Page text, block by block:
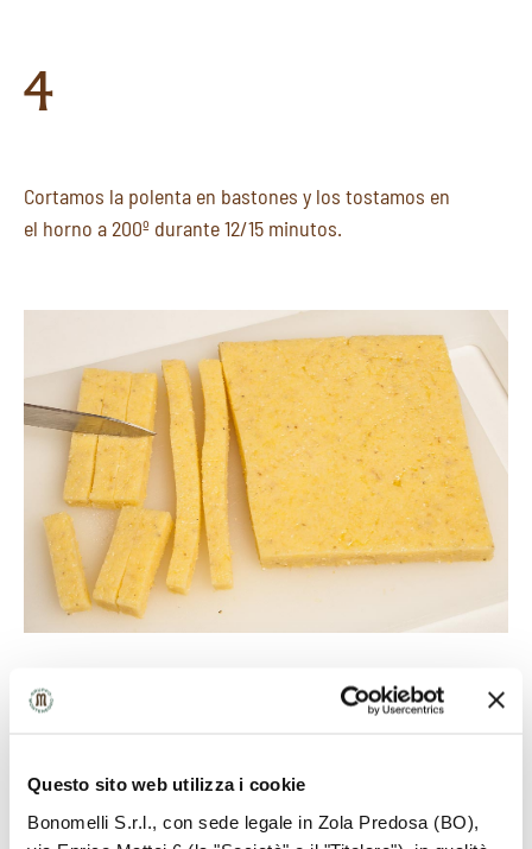
Questo sito web utilizza i cookie
Bonomelli S.r.l., con sede legale in Zola Predosa (BO),
4
Cortamos la polenta en bastones y los tostamos en
el horno a 200º durante 12/15 minutos.
5
en una parrilla caliente.